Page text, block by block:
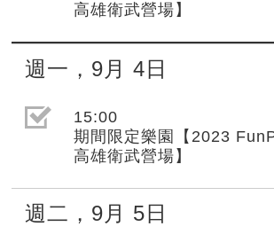
高雄衛武營場】
週一 ， 9月 4日
選取節目(未勾選)
15:00
期間限定樂園【2023
高雄衛武營場】
週二 ， 9月 5日